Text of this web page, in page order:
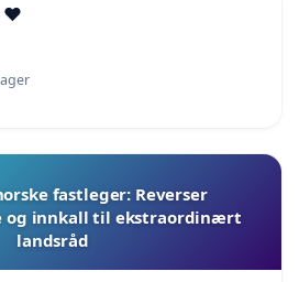
❤️
fastleger: Reverser
og innkall til ekstraordinært
landsråd